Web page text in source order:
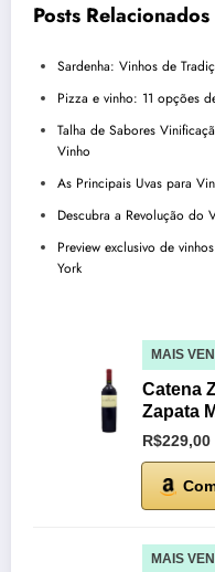
Posts Relacionados
Sardenha: Vinhos de
Pizza e vinho: 11 opções
Talha de Sabores
Vinho
As Principais Uvas para
Descubra a Revolução do
Preview exclusivo de
York
MAIS
Catena
Zapata
R$229,00
MAIS